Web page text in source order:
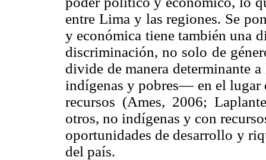
entre Lima y las regiones. Se
y económica tiene también una
discriminación, no solo de
divide de manera determinante
indígenas y pobres— en el lugar
recursos (Ames, 2006;
otros, no indígenas y con
oportunidades de desarrollo y
del país.